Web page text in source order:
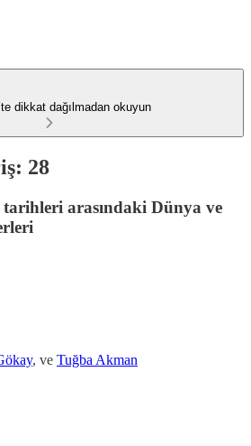
dikkat dağılmadan okuyun
28
arasındaki Dünya ve
, ve Tuğba Akman